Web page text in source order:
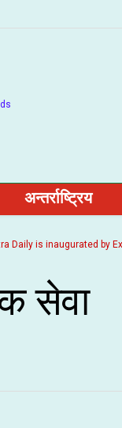
अन्तर्राष्ट्रिय
is inaugurated by Ex-
सेवा